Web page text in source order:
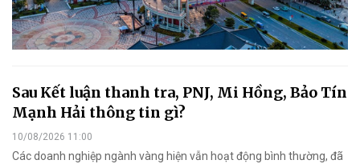
Sau Kết luận thanh tra, PNJ, Mi Hồng, Bảo Tín
Mạnh Hải thông tin gì?
10/08/2026 11:00
Các doanh nghiệp ngành vàng hiện vẫn hoạt động bình thường, đã